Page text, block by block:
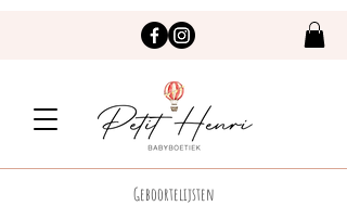
Geboortelijsten